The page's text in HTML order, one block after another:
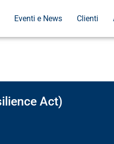
Eventi e News Clienti
Act)